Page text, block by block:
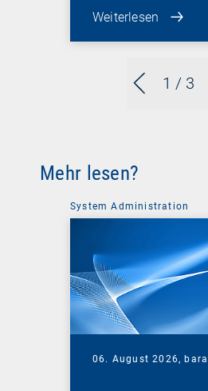
1 / 3
Weiterlesen
Mehr lesen?
System Administration
06. August 2026,